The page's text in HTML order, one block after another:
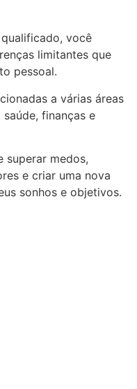
você
limitantes que
pessoal.
a várias áreas
finanças e
superar medos,
e criar uma nova
sonhos e objetivos.